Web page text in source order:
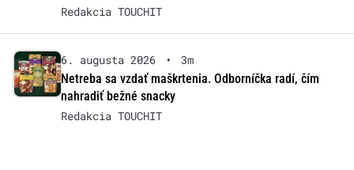
Redakcia TOUCHIT
6. augusta 2026 •
3m
Netreba sa vzdať maškrtenia. Odborníčka radí, čím
nahradiť bežné snacky
Redakcia TOUCHIT